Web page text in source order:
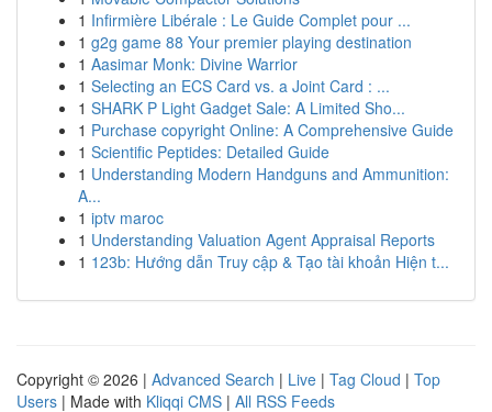
1 Infirmière Libérale : Le Guide Complet pour ...
1 g2g game 88 Your premier playing destination
1 Aasimar Monk: Divine Warrior
1 Selecting an ECS Card vs. a Joint Card : ...
1 SHARK P Light Gadget Sale: A Limited Sho...
1 Purchase copyright Online: A Comprehensive Guide
1 Scientific Peptides: Detailed Guide
1 Understanding Modern Handguns and Ammunition:
A...
1 iptv maroc
1 Understanding Valuation Agent Appraisal Reports
1 123b: Hướng dẫn Truy cập & Tạo tài khoản Hiện t...
Copyright © 2026 | Advanced Search | Live | Tag Cloud | Top
Users | Made with Kliqqi CMS | All RSS Feeds